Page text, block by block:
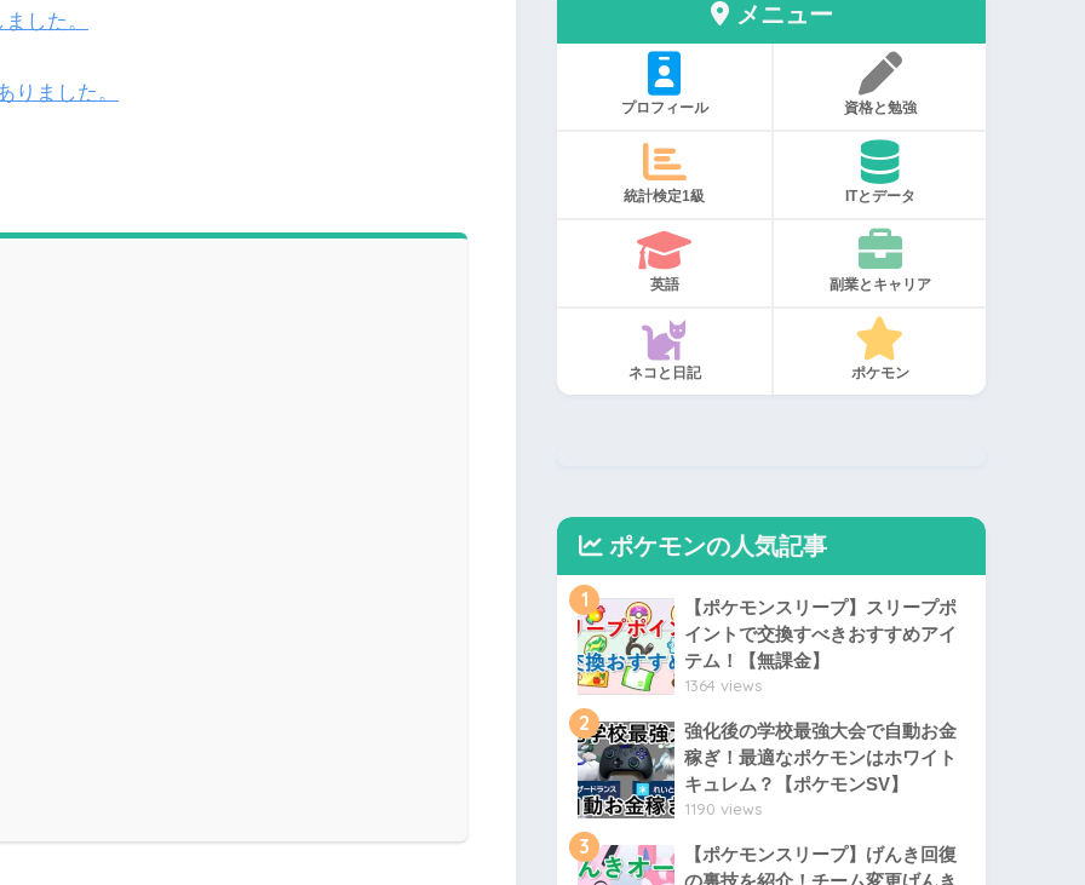
した。
りました。
メニュー
プロフィール 資格と勉強
統計検定1級 ITとデータ
英語 副業とキャリア
ネコと日記 ポケモン
ポケモンの人気記事
1
【ポケモンスリープ】スリープポ
イントで交換すべきおすすめアイ
テム！【無課金】
1364 views
2
強化後の学校最強大会で自動お金
稼ぎ！最適なポケモンはホワイト
キュレム？【ポケモンSV】
1190 views
3
【ポケモンスリープ】げんき回復